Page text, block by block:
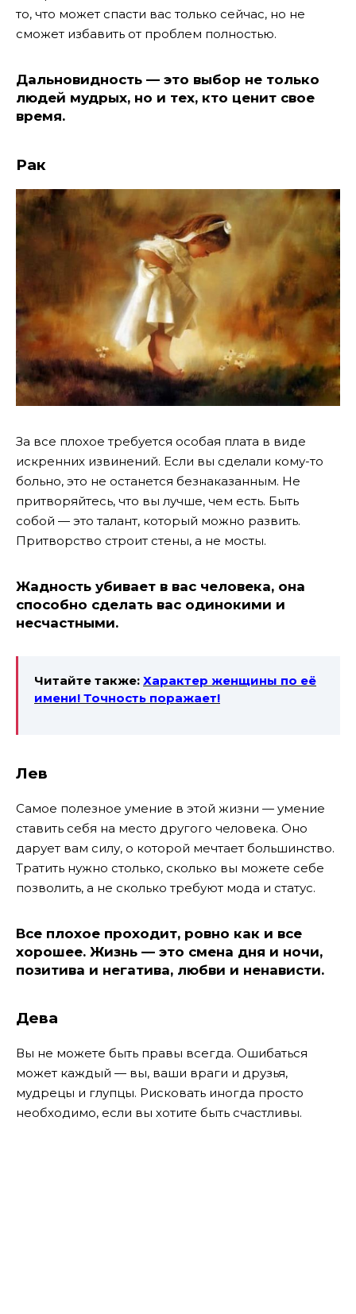
то, что может спасти вас только сейчас, но не
сможет избавить от проблем полностью.
Дальновидность — это выбор не только
людей мудрых, но и тех, кто ценит свое
время.
Рак
За все плохое требуется особая плата в виде
искренних извинений. Если вы сделали кому-то
больно, это не останется безнаказанным. Не
притворяйтесь, что вы лучше, чем есть. Быть
собой — это талант, который можно развить.
Притворство строит стены, а не мосты.
Жадность убивает в вас человека, она
способно сделать вас одинокими и
несчастными.
Читайте также: Характер женщины по её
имени! Точность поражает!
Лев
Самое полезное умение в этой жизни — умение
ставить себя на место другого человека. Оно
дарует вам силу, о которой мечтает большинство.
Тратить нужно столько, сколько вы можете себе
позволить, а не сколько требуют мода и статус.
Все плохое проходит, ровно как и все
хорошее. Жизнь — это смена дня и ночи,
позитива и негатива, любви и ненависти.
Дева
Вы не можете быть правы всегда. Ошибаться
может каждый — вы, ваши враги и друзья,
мудрецы и глупцы. Рисковать иногда просто
необходимо, если вы хотите быть счастливы.